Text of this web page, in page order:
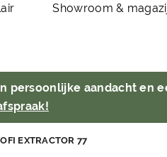
Showroom &
persoonlijke aandacht en
EXTRACTOR 77